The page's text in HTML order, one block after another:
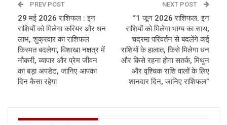
PREV POST
29 मई 2026 राशिफल : इन
राशियों को मिलेगा करियर और धन
लाभ, शुक्रवार का राशिफल
किस्मत बदलेगा, विशाखा नक्षत्र में
नौकरी, व्यापार और प्रेम जीवन
का बड़ा अपडेट, जानिए आपका
दिन कैसा रहेगा
NEXT POST
“1 जून 2026 राशिफल: इन
राशियों को मिलेगा भाग्य का साथ,
चंद्रमा परिवर्तन से बदलेंगे कई
राशियों के हालात, किसे मिलेगा धन
और किसे रहना होगा सतर्क, मिथुन
और वृश्चिक राशि वालों के लिए
शानदार दिन, जानिए राशिफल”